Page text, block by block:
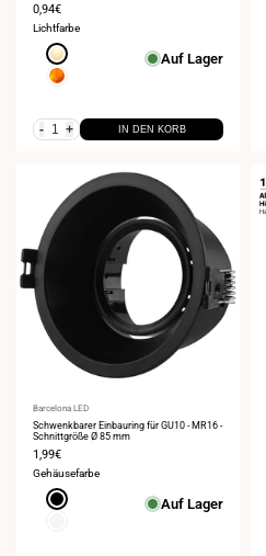
Verkaufspreis
0,94€
Lichtfarbe
Warmweiß
3000K
Bernstein
Auf Lager
- + IN DEN KORB
Anbieter:
Barcelona LED
Schwenkbarer Einbauring für GU10 - MR16 -
Schnittgröße Ø 85 mm
Verkaufspreis
1,99€
Gehäusefarbe
Schwarz
Auf Lager